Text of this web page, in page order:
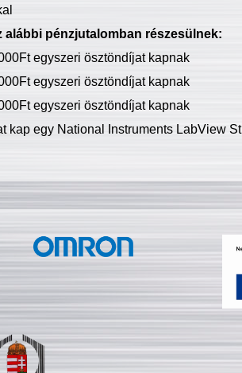
alábbi pénzjutalomban részesülnek:
egyszeri ösztöndíjat kapnak
egyszeri ösztöndíjat kapnak
egyszeri ösztöndíjat kapnak
kap egy National Instruments LabView